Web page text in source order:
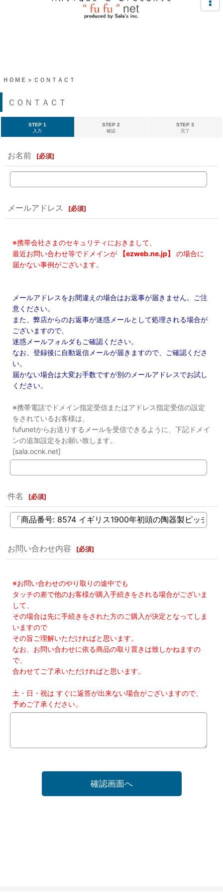
ＨＯＭＥ > ＣＯＮＴＡＣＴ
ＣＯＮＴＡＣＴ
STEP 1
入力
STEP 2
確認
STEP 3
完了
お名前 [必須]
メールアドレス [必須]
※携帯会社さまのセキュリティにおきまして、
最近お問い合わせ等でドメインが
【ezweb.ne.jp】
の場合に
届かない事例がございます。
メールアドレスをお間違えの場合はお返事が届きません。ご注
意ください。
また、弊店からのお返事が迷惑メールとして処理される場合が
ございますので、
迷惑メールフォルダもご確認ください。
なお、登録後に自動返信メールが届きますので、ご確認くださ
い。
届かない場合は大変お手数ですが別のメールアドレスでお試し
ください。
※携帯電話でドメイン指定受信またはアドレス指定受信の設定
をされているお客様は、
fufunetからお送りするメールを受信できるように、下記ドメイ
ンの追加設定をお願い致します。
[sala.ocnk.net]
件名 [必須]
お問い合わせ内容 [必須]
※お問い合わせのやり取りの途中でも
タッチの差で他のお客様が購入手続きをされる場合がございま
して、
その場合は先に手続きをされた方のご購入が決定となってしま
いますので
その旨ご理解いただければと思います。
なお、お問い合わせに依る商品の取り置きは致しかねますの
で、
合わせてご了承いただければと思います。
土・日・祝は すぐに返答が出来ない場合がございますので、
予めご了承ください。
確認画面へ